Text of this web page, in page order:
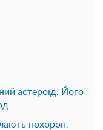
астероїд. Його
похорон,